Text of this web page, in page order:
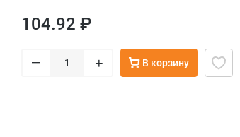
104.92 ₽
– + В корзину